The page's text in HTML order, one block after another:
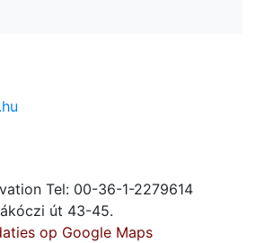
Tel: 00-36-1-2279614
út 43-45.
op Google Maps